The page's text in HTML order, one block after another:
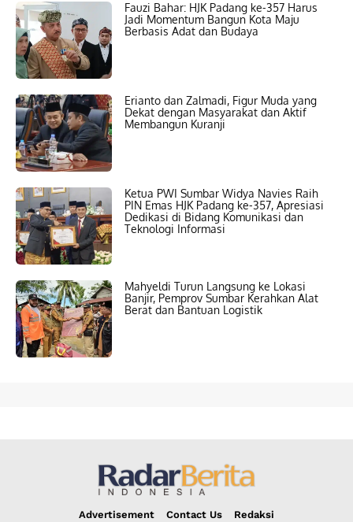
Fauzi Bahar: HJK Padang ke-357 Harus
Jadi Momentum Bangun Kota Maju
Berbasis Adat dan Budaya
Erianto dan Zalmadi, Figur Muda yang
Dekat dengan Masyarakat dan Aktif
Membangun Kuranji
Ketua PWI Sumbar Widya Navies Raih
PIN Emas HJK Padang ke-357, Apresiasi
Dedikasi di Bidang Komunikasi dan
Teknologi Informasi
Mahyeldi Turun Langsung ke Lokasi
Banjir, Pemprov Sumbar Kerahkan Alat
Berat dan Bantuan Logistik
Advertisement Contact Us Redaksi